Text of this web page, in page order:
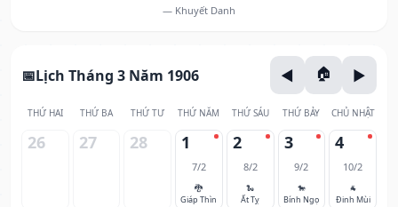
— Khuyết Danh
Lịch Tháng 3 Năm 1906
THỨ HAI THỨ BA THỨ TƯ THỨ NĂM THỨ SÁU THỨ BẢY CHỦ NHẬT
26 27 28 1
7/2
🐉
Giáp Thìn
2
8/2
🐍
Ất Tỵ
3
9/2
🐎
Bính Ngọ
4
10/2
🐐
Đinh Mùi